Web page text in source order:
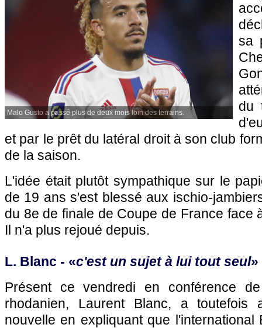
Malo Gusto a passé plus de deux mois loin des terrains.
sa
du
et par le prêt du latéral droit à son club
de la saison.
L'idée était plutôt sympathique sur le
de 19 ans s'est blessé aux ischio-
du 8e de finale de Coupe de France face
Il n'a plus rejoué depuis.
L. Blanc - «c'est un sujet à lui tout seul»
Présent ce vendredi en conférence
rhodanien, Laurent Blanc, a toutefois
nouvelle en expliquant que l'international